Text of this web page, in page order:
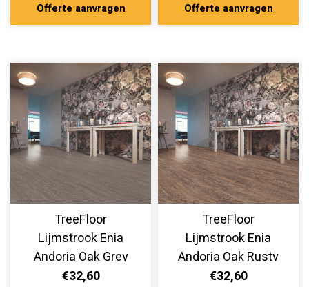
Offerte aanvragen Offerte aanvragen
TreeFloor
Lijmstrook Enia
Andoria Oak Grey
Middle AND32150-
€32,60
TreeFloor
Lijmstrook Enia
Andoria Oak Rusty
AND32150-260
€32,60